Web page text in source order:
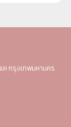
ค กรุงเทพมหานคร